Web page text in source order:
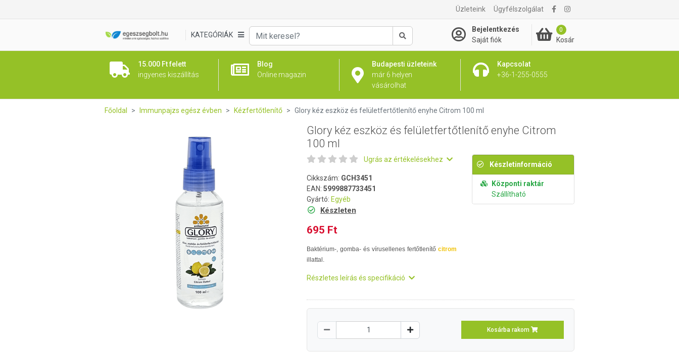
Üzleteink Ügyfélszolgálat
KATEGÓRIÁK
Keresés
Bejelentkezés
Saját fiók
0
Kosár
15.000 Ft felett
ingyenes kiszállítás
Blog
Online magazin
Budapesti üzleteink
már 6 helyen
vásárolhat
Kapcsolat
+36-1-255-0555
695 Ft Kosárba rakom
Főoldal Immunpajzs egész évben Kézfertőtlenítő Glory kéz eszköz és felületfertőtlenítő enyhe Citrom 100 ml
Glory kéz eszköz és felületfertőtlenítő enyhe Citrom
100 ml
Ugrás az értékelésekhez
Cikkszám: GCH3451
EAN: 5999887733451
Gyártó: Egyéb
Készleten
695 Ft
Baktérium-, gomba- és vírusellenes fertőtlenítő citrom
illattal.
Részletes leírás és specifikáció
Készletinformáció
Központi raktár
Szállítható
Kosárba rakom